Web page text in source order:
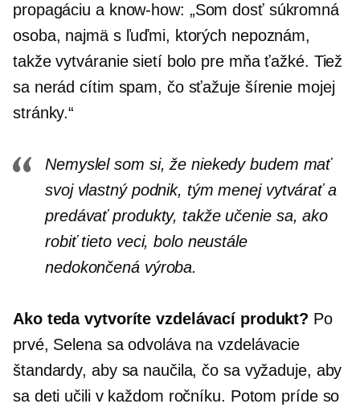
propagáciu a know-how: „Som dosť súkromná
osoba, najmä s ľuďmi, ktorých nepoznám,
takže vytváranie sietí bolo pre mňa ťažké. Tiež
sa nerád cítim spam, čo sťažuje šírenie mojej
stránky.“
Nemyslel som si, že niekedy budem mať
svoj vlastný podnik, tým menej vytvárať a
predávať produkty, takže učenie sa, ako
robiť tieto veci, bolo neustále
nedokončená výroba.
Ako teda vytvoríte vzdelávací produkt? Po
prvé, Selena sa odvoláva na vzdelávacie
štandardy, aby sa naučila, čo sa vyžaduje, aby
sa deti učili v každom ročníku. Potom príde so